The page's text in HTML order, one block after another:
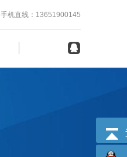
手机直线：13651900145